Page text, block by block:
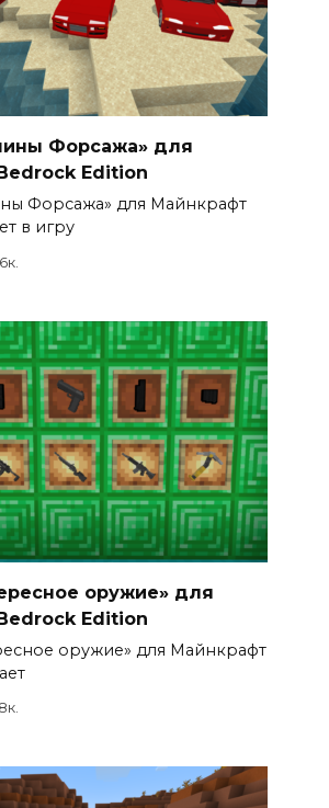
Форсажа» для
Edition
Форсажа» для Майнкрафт
в игру
оружие» для
Edition
оружие» для Майнкрафт